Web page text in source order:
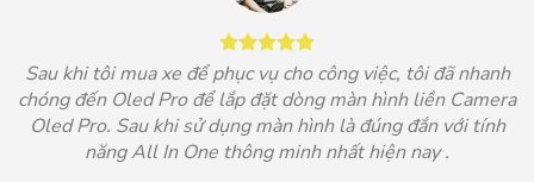
Sau khi tôi mua xe để phục vụ cho công việc, tôi đã nhanh
chóng đến Oled Pro để lắp đặt dòng màn hình liền Camera
Oled Pro. Sau khi sử dụng màn hình là đúng đắn với tính
năng All In One thông minh nhất hiện nay .